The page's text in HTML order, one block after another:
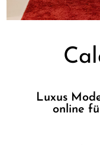
Luxus
online